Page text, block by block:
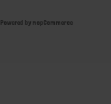
Powered by nopCommerce